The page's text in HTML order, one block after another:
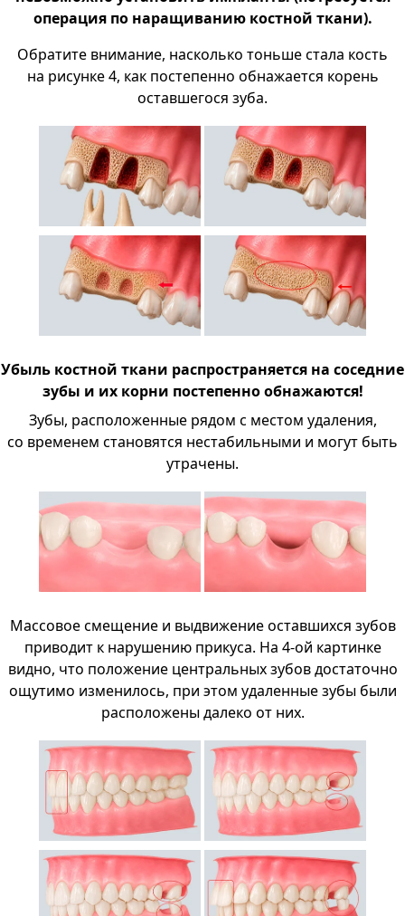
операция по наращиванию костной ткани).
Обратите внимание, насколько тоньше стала кость
на рисунке 4, как постепенно обнажается корень
оставшегося зуба.
Убыль костной ткани распространяется на соседние
зубы и их корни постепенно обнажаются!
Зубы, расположенные рядом с местом удаления,
со временем становятся нестабильными и могут быть
утрачены.
Массовое смещение и выдвижение оставшихся зубов
приводит к нарушению прикуса. На 4-ой картинке
видно, что положение центральных зубов достаточно
ощутимо изменилось, при этом удаленные зубы были
расположены далеко от них.